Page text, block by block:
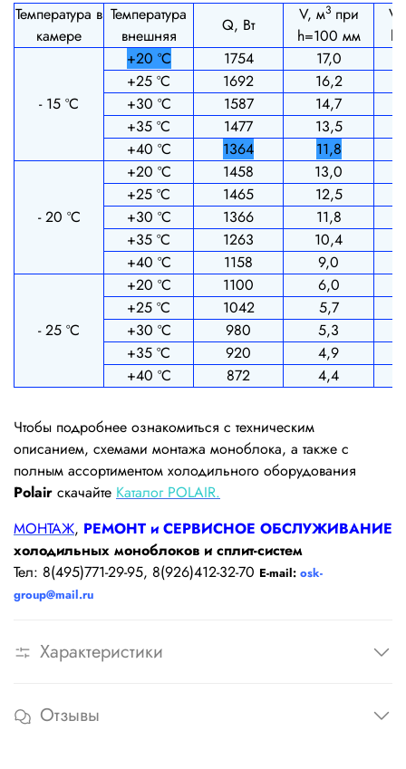
Температура в
камере
Температура
внешняя
Q, Вт
V, м3 при
h=100 мм
- 15 ºС
+20 ºС 1754 17,0
+25 ºС
1692 16,2
+30 ºС
1587
14,7
+35 ºС
1477 13,5
+40 ºС
1364 11,8
- 20 ºС
+20 ºС 1458 13,0
+25 ºС
1465 12,5
+30 ºС
1366
11,8
+35 ºС
1263
10,4
+40 ºС
1158 9,0
- 25 ºС
+20 ºС 1100
6,0
+25 ºС
1042
5,7
+30 ºС
980
5,3
+35 ºС
920
4,9
+40 ºС
872 4,4
Чтобы подробнее ознакомиться с техническим
описанием, схемами монтажа моноблока, а также с
полным ассортиментом холодильного оборудования
Polair скачайте Каталог POLAIR.
МОНТАЖ, РЕМОНТ и СЕРВИСНОЕ ОБСЛУЖИВАНИЕ
холодильных моноблоков и сплит-систем
Тел: 8(495)771-29-95, 8(926)412-32-70 E-mail: osk-
group@mail.ru
Характеристики
Отзывы